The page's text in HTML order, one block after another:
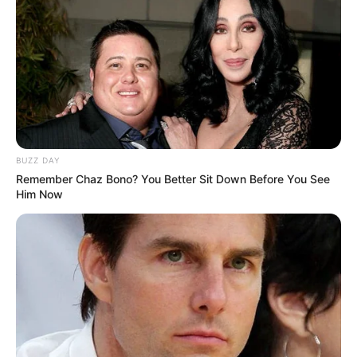
Três cidades do interior de SP
detectam variante da covid-19
Em Jaú, a prefeitura confirmou neste sábado, 13, a nova
BUZZ DAY
Remember Chaz Bono? You Better Sit Down Before You See
Him Now